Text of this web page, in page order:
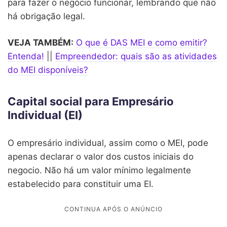
para fazer o negócio funcionar, lembrando que não
há obrigação legal.
VEJA TAMBÉM: O que é DAS MEI e como emitir?
Entenda!
Empreendedor: quais são as atividades
do MEI disponíveis?
Capital social para Empresário
Individual (EI)
O empresário individual, assim como o MEI, pode
apenas declarar o valor dos custos iniciais do
negocio. Não há um valor mínimo legalmente
estabelecido para constituir uma EI.